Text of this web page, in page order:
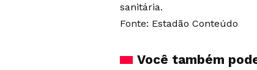
sanitária.
Fonte: Estadão Conteúdo
Você também